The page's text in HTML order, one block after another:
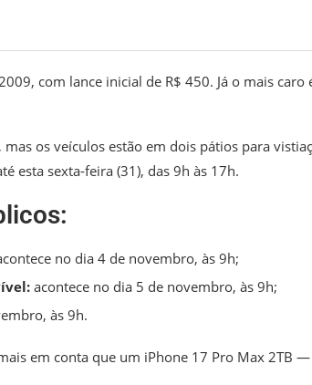
com lance inicial de R$ 450. Já o mais caro
os veículos estão em dois pátios para
esta sexta-feira (31), das 9h às 17h.
no dia 4 de novembro, às 9h;
acontece no dia 5 de novembro, às 9h;
às 9h.
em conta que um iPhone 17 Pro Max 2TB